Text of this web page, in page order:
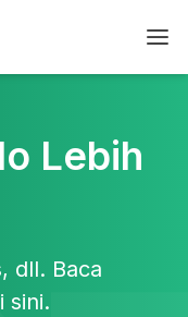
Lebih
dll. Baca
sini.